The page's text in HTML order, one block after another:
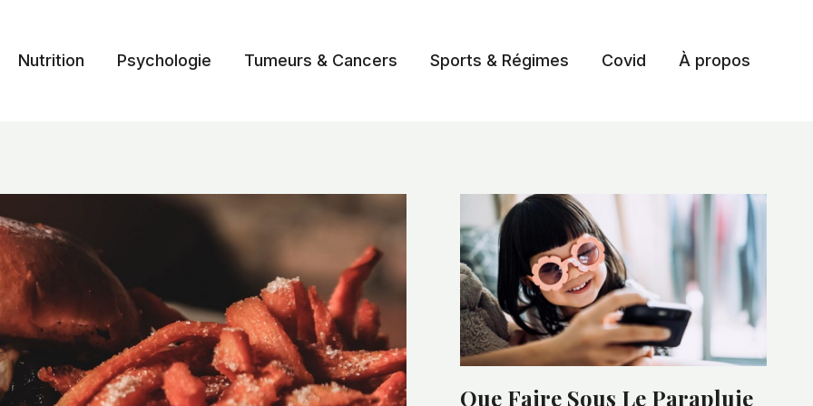
Nutrition Psychologie Tumeurs & Cancers Sports & Régimes Covid À propos
Que Faire Sous Le Parapluie